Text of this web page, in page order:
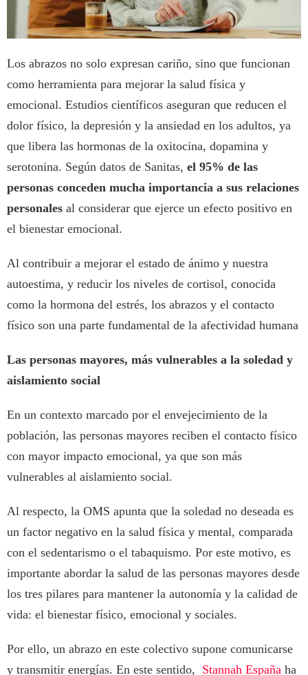
Los abrazos no solo expresan cariño, sino que funcionan
como herramienta para mejorar la salud física y
emocional. Estudios científicos aseguran que reducen el
dolor físico, la depresión y la ansiedad en los adultos, ya
que libera las hormonas de la oxitocina, dopamina y
serotonina. Según datos de Sanitas, el 95% de las
personas conceden mucha importancia a sus relaciones
personales al considerar que ejerce un efecto positivo en
el bienestar emocional.
Al contribuir a mejorar el estado de ánimo y nuestra
autoestima, y reducir los niveles de cortisol, conocida
como la hormona del estrés, los abrazos y el contacto
físico son una parte fundamental de la afectividad humana
Las personas mayores, más vulnerables a la soledad y
aislamiento social
En un contexto marcado por el envejecimiento de la
población, las personas mayores reciben el contacto físico
con mayor impacto emocional, ya que son más
vulnerables al aislamiento social.
Al respecto, la OMS apunta que la soledad no deseada es
un factor negativo en la salud física y mental, comparada
con el sedentarismo o el tabaquismo. Por este motivo, es
importante abordar la salud de las personas mayores desde
los tres pilares para mantener la autonomía y la calidad de
vida: el bienestar físico, emocional y sociales.
Por ello, un abrazo en este colectivo supone comunicarse
y transmitir energías. En este sentido, Stannah España ha